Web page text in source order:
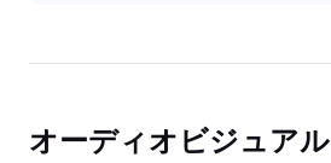
オーディオビジュアル